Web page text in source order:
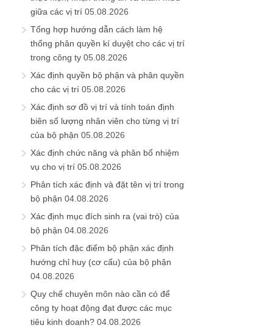
giữa các vị trí 05.08.2026
Tổng hợp hướng dẫn cách làm hệ
thống phân quyền kí duyệt cho các vị trí
trong công ty 05.08.2026
Xác định quyền bộ phận và phân quyền
cho các vị trí 05.08.2026
Xác định sơ đồ vị trí và tính toán định
biên số lượng nhân viên cho từng vị trí
của bộ phận 05.08.2026
Xác định chức năng và phân bổ nhiệm
vụ cho vị trí 05.08.2026
Phân tích xác định và đặt tên vị trí trong
bộ phận 04.08.2026
Xác định mục đích sinh ra (vai trò) của
bộ phận 04.08.2026
Phân tích đặc điểm bộ phận xác định
hướng chỉ huy (cơ cấu) của bộ phận
04.08.2026
Quy chế chuyên môn nào cần có để
công ty hoạt động đạt được các mục
tiêu kinh doanh? 04.08.2026